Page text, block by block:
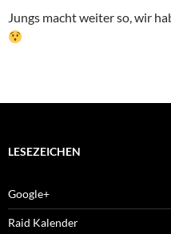
Jungs macht weiter so, wir
LESEZEICHEN
Google+
Raid Kalender